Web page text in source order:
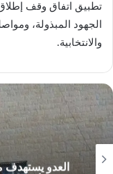
تطبيق اتفاق وقف
الجهود المبذولة،
والانتخابية.
العدو